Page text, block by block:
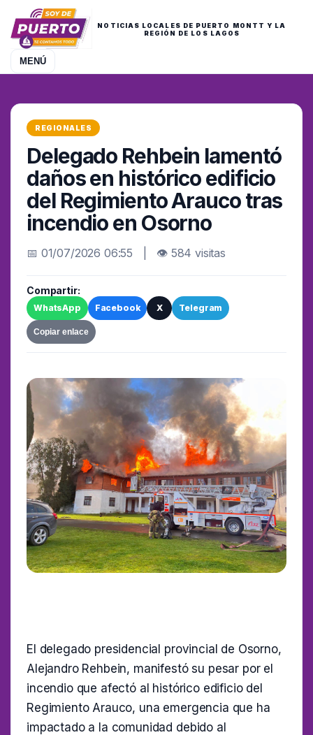
NOTICIAS LOCALES DE PUERTO MONTT Y LA
REGIÓN DE LOS LAGOS
MENÚ
REGIONALES
Delegado Rehbein lamentó
daños en histórico edificio
del Regimiento Arauco tras
incendio en Osorno
📅 01/07/2026 06:55 | 👁 584 visitas
Compartir:
WhatsApp Facebook X Telegram
Copiar enlace
El delegado presidencial provincial de Osorno,
Alejandro Rehbein, manifestó su pesar por el
incendio que afectó al histórico edificio del
Regimiento Arauco, una emergencia que ha
impactado a la comunidad debido al